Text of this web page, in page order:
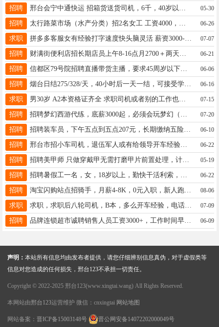
招聘 05-30
招聘 06-26
求职 拼多多客服女有经验打字速度快头脑灵活 薪资3000-5000世贸天阶附近v电15227352738 07-07
招聘 06-21
招聘 信都区79号院招聘直播带货主播，要求45周岁以下，男女不限需要出镜，底薪+提成，每天直播4小时详询15530902060 06-06
招聘 烟台日结275/328/天，40小时后一天一结，可接受学生，不查纹身，免费工作餐☎️18331963560 06-16
求职 男30岁 A2本资格证齐全 求职司机或者别的工作也行 18713987085最好日结” 07-15
招聘 07-20
招聘 招聘装车员，下午五点到五点207元，长期缴纳五险，电话15903294084，位置南和贾宋顺丰园区 06-10
招聘 邢台市招小车司机，退伍军人或有给领导开车经验优先，工资面议，联系电话：17731995779 06-22
招聘 招聘美甲师 只做穿戴甲无需打磨甲片前置处理，计件薪酬包工包料 薪资3000–8000 v：13483941217 05-19
招聘 06-22
招聘 淘宝闪购站点招骑手，月薪4-8K，0元入职，新人跑单激励奖1000，提供租车和装备，电话13473090841同微信。 08-06
求职 求职，求职后八轮司机，B本，多么开车经验，电话：17731963424 07-09
招聘 品牌连锁超市诚聘销售人员工资3000+，工作时间早8点至中午12点，下午2点30至6点30，☎️:18875755750 06-09
声明： 本站所有信息均由发布者提供，请您仔细辨别信息真伪，对于虚假类等
信息对您造成的任何损失，邢台123不承担一切责任。
Copyright © 2022-2025 邢台123(www.xingtai.wang) All Rights Reserved.
本网站由邢台123运营维护 微信：cnxingtai 网站地图
网站备案： 晋ICP备15003148号 晋公网安备14072202000049号